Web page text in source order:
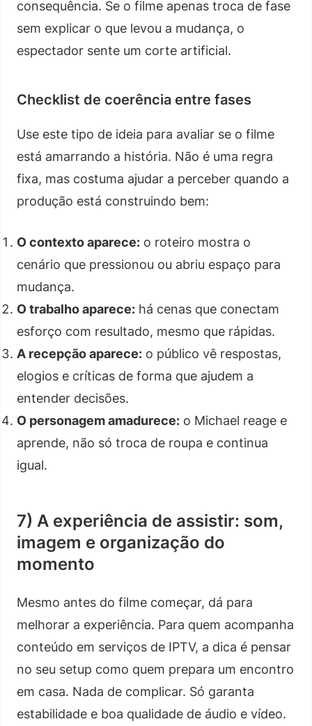
consequência. Se o filme apenas troca de fase
sem explicar o que levou a mudança, o
espectador sente um corte artificial.
Checklist de coerência entre fases
Use este tipo de ideia para avaliar se o filme
está amarrando a história. Não é uma regra
fixa, mas costuma ajudar a perceber quando a
produção está construindo bem:
O contexto aparece: o roteiro mostra o
cenário que pressionou ou abriu espaço para
mudança.
O trabalho aparece: há cenas que conectam
esforço com resultado, mesmo que rápidas.
A recepção aparece: o público vê respostas,
elogios e críticas de forma que ajudem a
entender decisões.
O personagem amadurece: o Michael reage e
aprende, não só troca de roupa e continua
igual.
7) A experiência de assistir: som,
imagem e organização do
momento
Mesmo antes do filme começar, dá para
melhorar a experiência. Para quem acompanha
conteúdo em serviços de IPTV, a dica é pensar
no seu setup como quem prepara um encontro
em casa. Nada de complicar. Só garanta
estabilidade e boa qualidade de áudio e vídeo.